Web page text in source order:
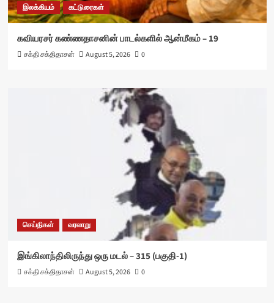
இலக்கியம் கட்டுரைகள்
கவியரசர் கண்ணதாசனின் பாடல்களில் ஆன்மீகம் – 19
சக்தி சக்திதாசன் August 5, 2026 0
செய்திகள் வரலாறு
இங்கிலாந்திலிருந்து ஒரு மடல் – 315 (பகுதி-1)
சக்தி சக்திதாசன் August 5, 2026 0